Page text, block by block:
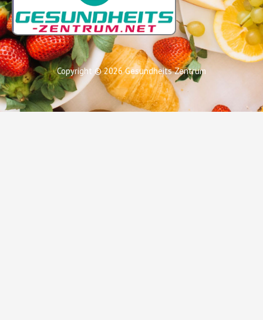
Copyright © 2026 Gesundheits Zentrum